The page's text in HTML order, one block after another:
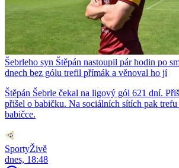
Šebrleho syn Štěpán nastoupil pár hodin po
dnech bez gólu trefil přímák a věnoval ho jí
Štěpán Šebrle čekal na ligový gól 621 dní.
přišel o babičku. Na sociálních sítích pak
babičce.
SportyŽivě
dnes, 18:48